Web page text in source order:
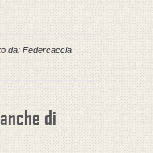
da: Federcaccia
di